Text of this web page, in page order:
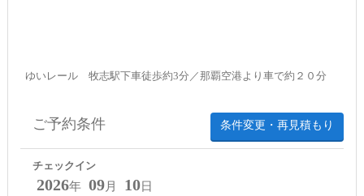
ゆいレール 牧志駅下車徒歩約3分／那覇空港より車で約２０分
条件変更・再見積もり
ご予約条件
チェックイン
2026年 09月 10日